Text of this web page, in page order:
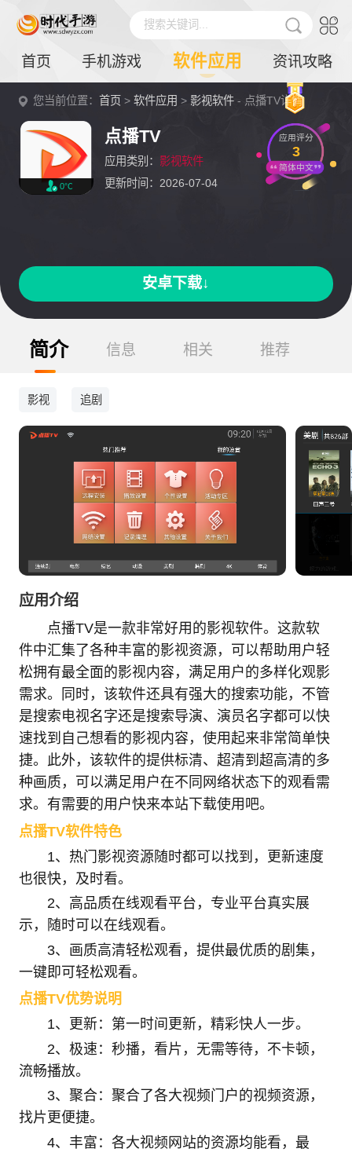
搜索关键词...
首页 手机游戏 软件应用 资讯攻略
您当前位置：首页 >软件应用 >影视软件 - 点播TV详情
0℃
点播TV
应用类别： 影视软件
更新时间：2026-07-04
应用评分
3
简体中文
安卓下载↓
简介 信息 相关 推荐
影视 追剧
应用介绍
点播TV是一款非常好用的影视软件。这款软
件中汇集了各种丰富的影视资源，可以帮助用户轻
松拥有最全面的影视内容，满足用户的多样化观影
需求。同时，该软件还具有强大的搜索功能，不管
是搜索电视名字还是搜索导演、演员名字都可以快
速找到自己想看的影视内容，使用起来非常简单快
捷。此外，该软件的提供标清、超清到超高清的多
种画质，可以满足用户在不同网络状态下的观看需
求。有需要的用户快来本站下载使用吧。
点播TV软件特色
1、热门影视资源随时都可以找到，更新速度
也很快，及时看。
2、高品质在线观看平台，专业平台真实展
示，随时可以在线观看。
3、画质高清轻松观看，提供最优质的剧集，
一键即可轻松观看。
点播TV优势说明
1、更新：第一时间更新，精彩快人一步。
2、极速：秒播，看片，无需等待，不卡顿，
流畅播放。
3、聚合：聚合了各大视频门户的视频资源，
找片更便捷。
4、丰富：各大视频网站的资源均能看，最